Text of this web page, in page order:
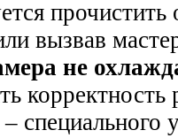
прочистить
вызвав
не
корректность
специального